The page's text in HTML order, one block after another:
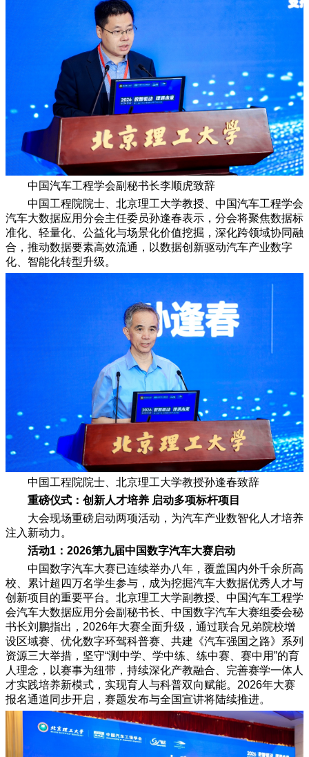
中国汽车工程学会副秘书长李顺虎致辞
中国工程院院士、北京理工大学教授、中国汽车工程学会
汽车大数据应用分会主任委员孙逢春表示，分会将聚焦数据标
准化、轻量化、公益化与场景化价值挖掘，深化跨领域协同融
合，推动数据要素高效流通，以数据创新驱动汽车产业数字
化、智能化转型升级。
中国工程院院士、北京理工大学教授孙逢春致辞
重磅仪式：创新人才培养 启动多项标杆项目
大会现场重磅启动两项活动，为汽车产业数智化人才培养
注入新动力。
活动1：2026第九届中国数字汽车大赛启动
中国数字汽车大赛已连续举办八年，覆盖国内外千余所高
校、累计超四万名学生参与，成为挖掘汽车大数据优秀人才与
创新项目的重要平台。北京理工大学副教授、中国汽车工程学
会汽车大数据应用分会副秘书长、中国数字汽车大赛组委会秘
书长刘鹏指出，2026年大赛全面升级，通过联合兄弟院校增
设区域赛、优化数字环驾科普赛、共建《汽车强国之路》系列
资源三大举措，坚守“测中学、学中练、练中赛、赛中用”的育
人理念，以赛事为纽带，持续深化产教融合、完善赛学一体人
才实践培养新模式，实现育人与科普双向赋能。2026年大赛
报名通道同步开启，赛题发布与全国宣讲将陆续推进。